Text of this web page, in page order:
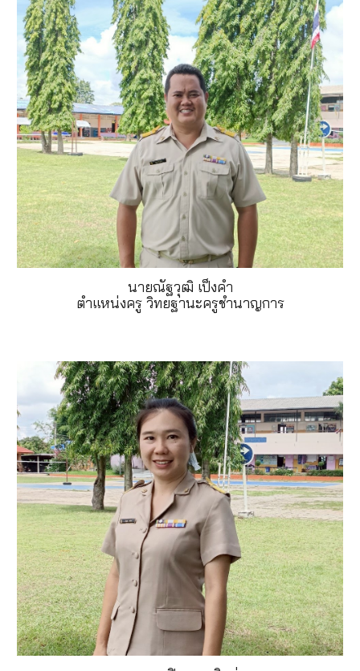
นายณัฐวุฒิ เป็งคำ
ตำแหน่งครู วิทยฐานะครูชำนาญการ